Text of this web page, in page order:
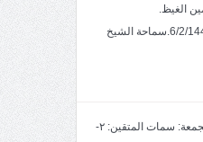
الغيظ.
بتاريخ6/2/1447.سماحة الشيخ
خطبة الجمعة: سمات المتقين: ٢-